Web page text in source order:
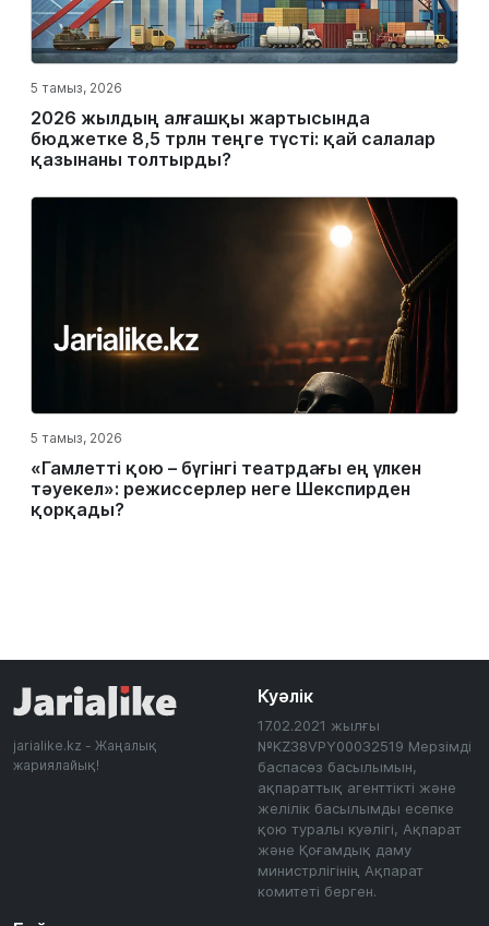
5 тамыз, 2026
2026 жылдың алғашқы жартысында
бюджетке 8,5 трлн теңге түсті: қай салалар
қазынаны толтырды?
5 тамыз, 2026
«Гамлетті қою – бүгінгі театрдағы ең үлкен
тәуекел»: режиссерлер неге Шекспирден
қорқады?
jarialike.kz - Жаңалық
жариялайық!
Куәлік
17.02.2021 жылғы
№KZ38VPY00032519 Мерзімді
баспасөз басылымын,
ақпараттық агенттікті және
желілік басылымды есепке
қою туралы куәлігі, Ақпарат
және Қоғамдық даму
министрлігінің Ақпарат
комитеті берген.